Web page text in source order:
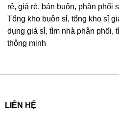
rẻ, giá rẻ, bán buôn, phân phối
Tổng kho buôn sỉ, tổng kho sỉ
dụng giá sỉ, tìm nhà phân phối,
thông minh
LIÊN HỆ